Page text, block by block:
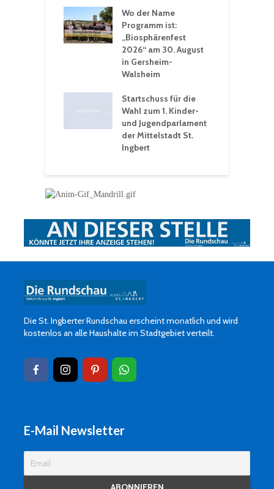
Wo der Name
Programm ist:
„Biosphärenfest
2026“ am 30. August
in Gersheim-
Walsheim
Startschuss für die
Wahl zum 1. Kinder-
und Jugendparlament
der Mittelstadt St.
Ingbert
Die St. Ingberter Rundschau erscheint monatlich und wird
kostenlos an alle Haushalte im Stadtgebiet verteilt.
E-Mail Newsletter